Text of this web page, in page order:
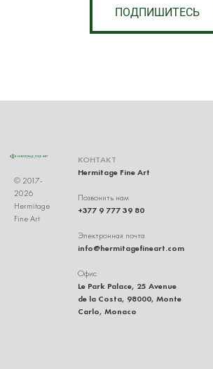
ПОДПИШИТЕСЬ
© 2017-
2026
Hermitage
Fine Art
КОНТАКТ
Hermitage Fine Art
Позвонить нам
+377 9 777 39 80
Электронная почта
info@hermitagefineart.com
Офис
Le Park Palace, 25 Avenue
de la Costa, 98000, Monte
Carlo, Monaco